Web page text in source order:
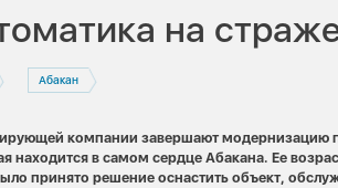
на
Абакан
компании завершают модернизацию
находится в самом сердце Абакана. Ее
принято решение оснастить объект,